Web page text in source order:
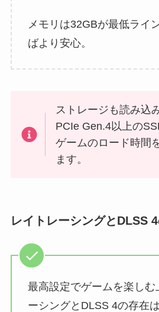
メモリは32GBが最低ライ
ばより安心。
ストレージも読み込
PCIe Gen.4以上の
ゲームのロード時間
ます。
レイトレーシングとDLSS
最高設定でゲームを楽しむ
ーシングとDLSS 4の存在